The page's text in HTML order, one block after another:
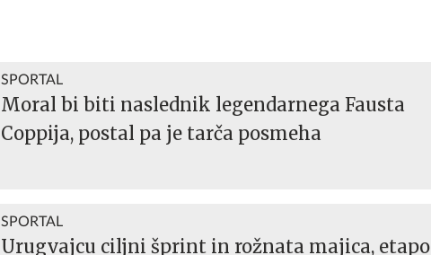
SPORTAL
Moral bi biti naslednik legendarnega Fausta
Coppija, postal pa je tarča posmeha
SPORTAL
Urugvajcu ciljni šprint in rožnata majica, etapo